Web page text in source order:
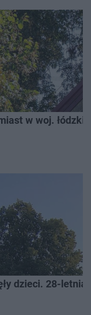
w woj.
dzieci. 28-